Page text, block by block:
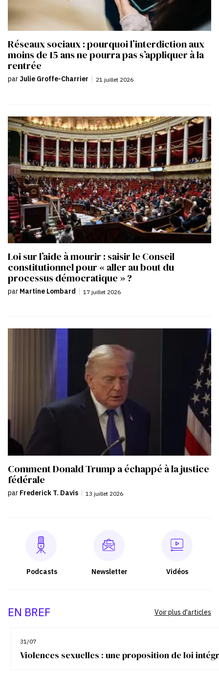
Réseaux sociaux : pourquoi l’interdiction aux
moins de 15 ans ne pourra pas s’appliquer à la
rentrée
par Julie Groffe-Charrier 21 juillet 2026
Loi sur l’aide à mourir : saisir le Conseil
constitutionnel pour « aller au bout du
processus démocratique » ?
par Martine Lombard | 17 juillet 2026
Comment Donald Trump a échappé à la justice
fédérale
par Frederick T. Davis | 13 juillet 2026
Podcasts Newsletter Vidéos
EN BREF
31/07
Violences sexuelles : une proposition de loi
Voir plus d'articles